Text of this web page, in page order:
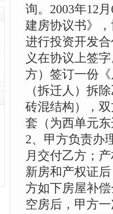
询。2003年12
建房协议书》
进行投资开发
义在协议上签
方）签订一份
（拆迁人）拆
砖混结构），
套（为西单元
2、甲方负责办
月交付乙方；
新房和产权证
方如下房屋补
空房后，甲方